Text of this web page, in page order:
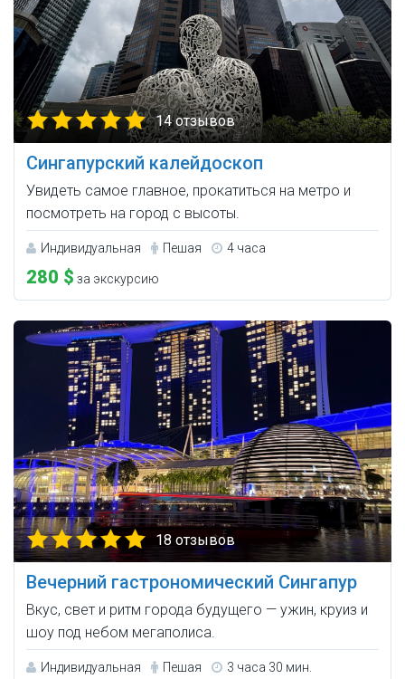
14 отзывов
Сингапурский калейдоскоп
Увидеть самое главное, прокатиться на метро и
посмотреть на город с высоты.
Индивидуальная Пешая 4 часа
280 $ за экскурсию
18 отзывов
Вечерний гастрономический Сингапур
Вкус, свет и ритм города будущего — ужин, круиз и
шоу под небом мегаполиса.
Индивидуальная Пешая 3 часа 30 мин.